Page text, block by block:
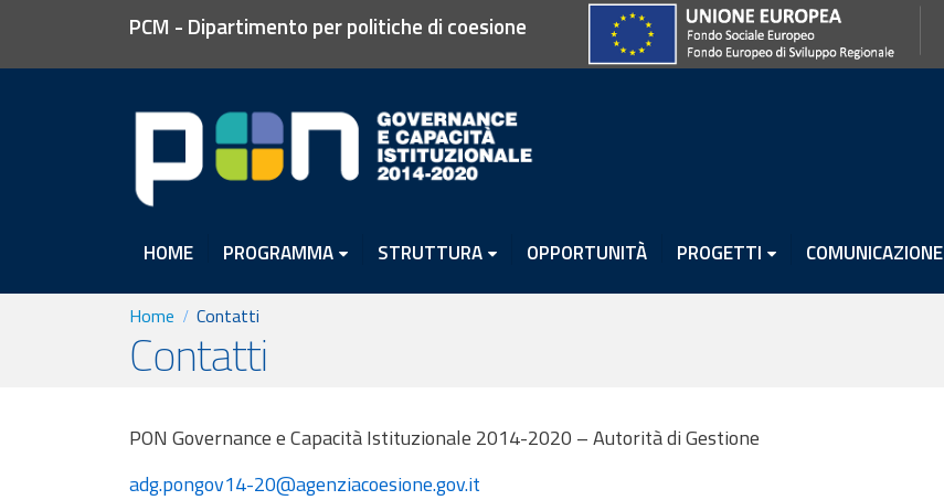
PCM - Dipartimento per politiche di coesione
HOME PROGRAMMA STRUTTURA OPPORTUNITÀ PROGETTI COMUNICAZIONE
Home Contatti
Contatti
PON Governance e Capacità Istituzionale 2014-2020 – Autorità di Gestione
adg.pongov14-20@agenziacoesione.gov.it